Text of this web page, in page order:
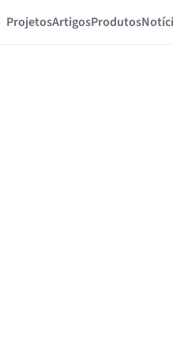
ProjetosArtigosProdutos